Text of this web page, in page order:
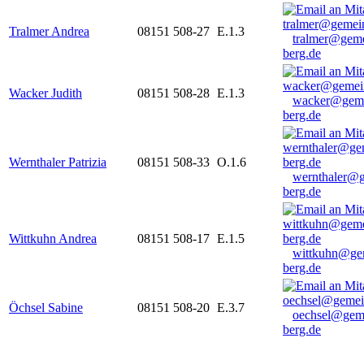
Tralmer Andrea 08151 508-27 E.1.3
berg.de
Wacker Judith 08151 508-28 E.1.3
berg.de
Wernthaler Patrizia 08151 508-33 O.1.6
berg.de
Wittkuhn Andrea 08151 508-17 E.1.5
berg.de
Öchsel Sabine 08151 508-20 E.3.7
berg.de